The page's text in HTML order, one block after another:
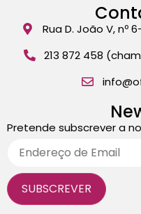
Rua D. João V, nº
213 872 458
Pretende subscrever a